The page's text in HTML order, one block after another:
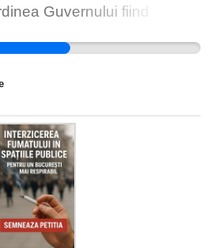
Guvernului fiind
drepturilor de autor și
Legii nr. 8/1996
și drepturile conexe. -
Ordonanța de
noiembrie 2008 privind
publice de cultură. -
al administraţiei
Guvernului, nu
Ministerului Culturii